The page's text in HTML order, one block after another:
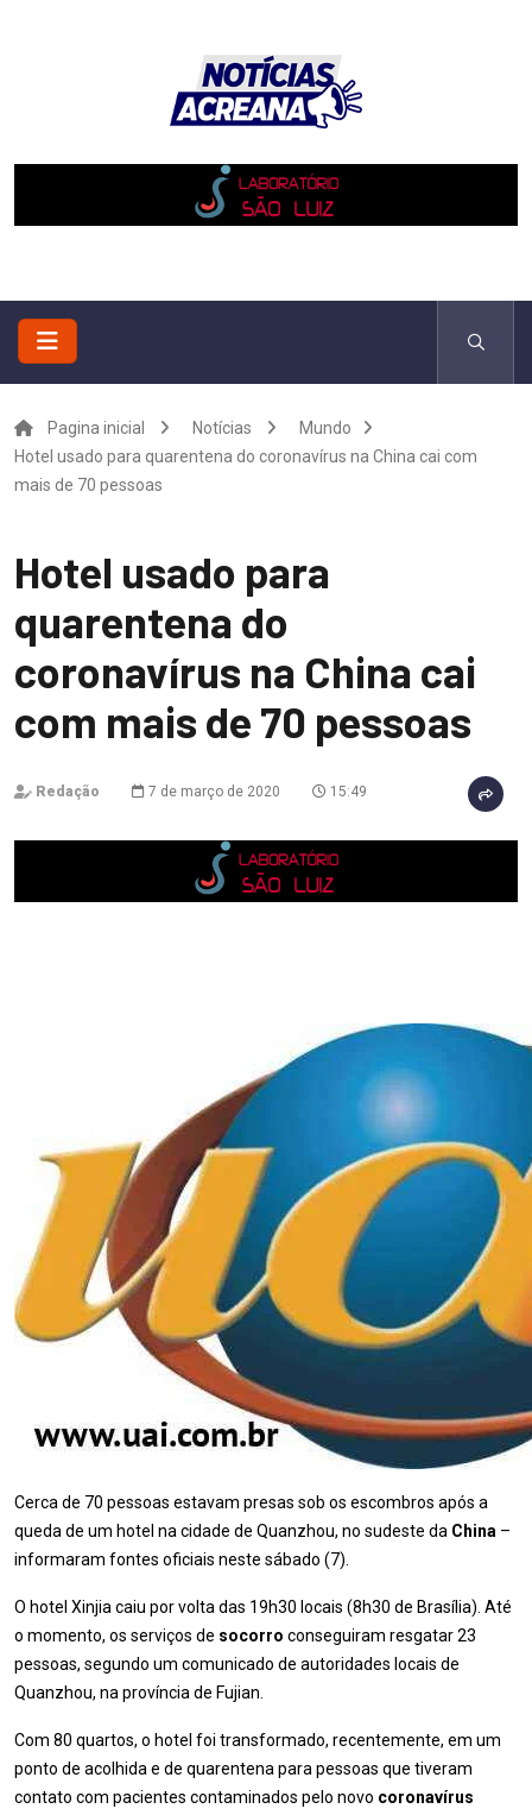
Pagina inicial Notícias
Mundo
Hotel usado para quarentena do coronavírus na China cai com
mais de 70 pessoas
Hotel usado para
quarentena do
coronavírus na China cai
com mais de 70 pessoas
Redação 7 de março de 2020 15:49
Cerca de 70 pessoas estavam presas sob os escombros após a
queda de um hotel na cidade de Quanzhou, no sudeste da China –
informaram fontes oficiais neste sábado (7).
O hotel Xinjia caiu por volta das 19h30 locais (8h30 de Brasília). Até
o momento, os serviços de socorro conseguiram resgatar 23
pessoas, segundo um comunicado de autoridades locais de
Quanzhou, na província de Fujian.
Com 80 quartos, o hotel foi transformado, recentemente, em um
ponto de acolhida e de quarentena para pessoas que tiveram
contato com pacientes contaminados pelo novo coronavírus